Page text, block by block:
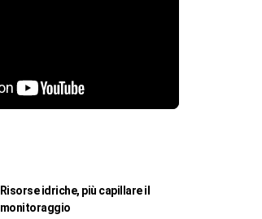
Risorse idriche, più capillare il
monitoraggio